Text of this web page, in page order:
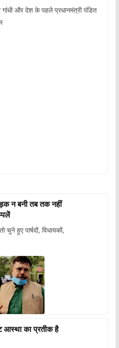
गांधी और देश के पहले प्रधानमंत्री पंडित
न बनी तब तक नहीं
हुए पार्षदों, विधायकों,
आस्था का प्रतीक है